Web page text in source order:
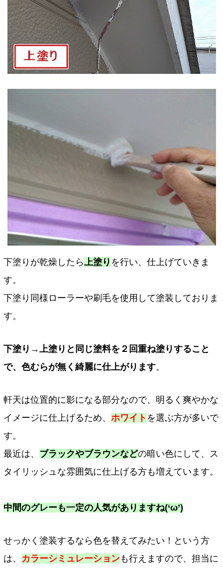
下塗りが乾燥したら上塗り を行い、仕上げていきま
す。
下塗り同様ローラーや刷毛を使用して塗装しておりま
す。
下塗り→上塗りと同じ塗料を２回重ね塗りすること
で、色むらが無く綺麗に仕上がります。
軒天は位置的に影になる部分なので、明るく爽やかな
イメージに仕上げるため、 ホワイト を選ぶ方が多いで
す。
最近は、 ブラックやブラウンなどの暗い色にして、ス
タイリッシュな雰囲気に仕上げる方も増えています。
中間のグレーも一定の人気がありますね(‘ω’)
せっかく塗装するなら色を替えてみたい！という方
は、 カラーシミュレーションも行えますので、担当に